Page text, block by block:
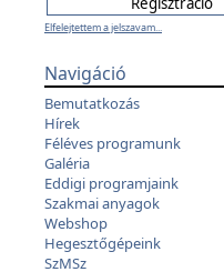
Elfelejtettem a jelszavam...
Navigáció
Bemutatkozás
Hírek
Féléves programunk
Galéria
Eddigi programjaink
Szakmai anyagok
Webshop
Hegesztőgépeink
SzMSz